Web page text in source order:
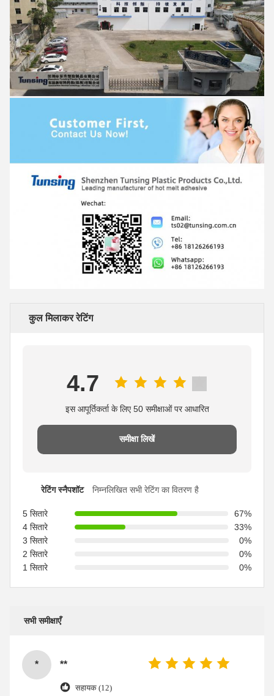
कुल मिलाकर रेटिंग
4.7
इस आपूर्तिकर्ता के लिए 50 समीक्षाओं पर आधारित
समीक्षा लिखें
रेटिंग स्नैपशॉट निम्नलिखित सभी रेटिंग का वितरण है
5 सितारे
67%
4 सितारे
33%
3 सितारे
0%
2 सितारे
0%
1 सितारे
0%
सभी समीक्षाएँ
* **
सहायक (12)